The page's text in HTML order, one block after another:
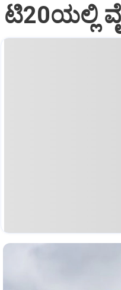
ಟಿ20ಯಲ್ಲಿ